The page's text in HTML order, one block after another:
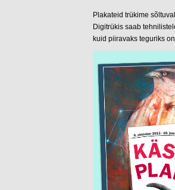
Plakateid trükime
Digitrükis saab
kuid piiravaks teguriks